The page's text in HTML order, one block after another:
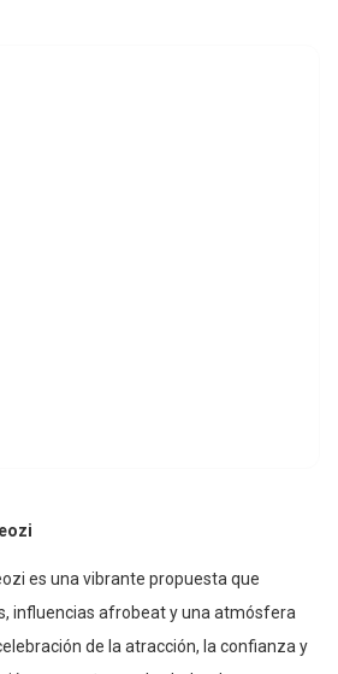
es una vibrante propuesta que
influencias afrobeat y una atmósfera
de la atracción, la confianza y